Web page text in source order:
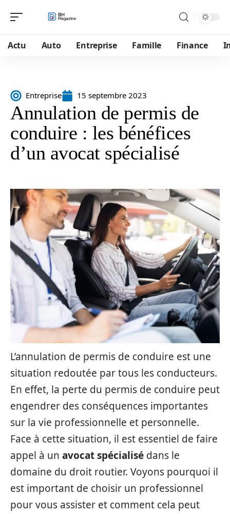
Actu Auto Entreprise Famille Finance
Entreprise 15 septembre 2023
Annulation de permis de
conduire : les bénéfices
d’un avocat spécialisé
L’annulation de permis de conduire est une
situation redoutée par tous les conducteurs.
En effet, la perte du permis de conduire peut
engendrer des conséquences importantes
sur la vie professionnelle et personnelle.
Face à cette situation, il est essentiel de faire
appel à un avocat spécialisé dans le
domaine du droit routier. Voyons pourquoi il
est important de choisir un professionnel
pour vous assister et comment cela peut